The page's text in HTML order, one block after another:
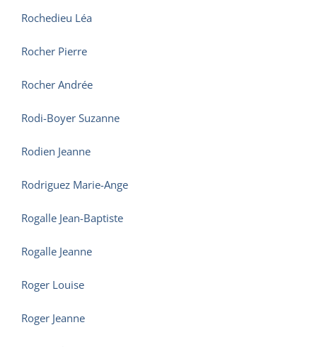
Rochedieu Léa
Rocher Pierre
Rocher Andrée
Rodi-Boyer Suzanne
Rodien Jeanne
Rodriguez Marie-Ange
Rogalle Jean-Baptiste
Rogalle Jeanne
Roger Louise
Roger Jeanne